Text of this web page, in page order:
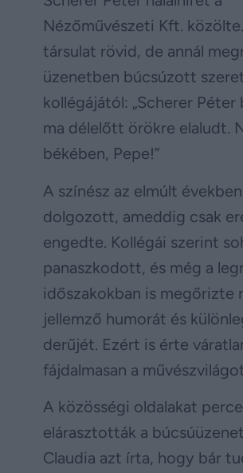
Nézőművészeti Kft.
társulat rövid, de annál
üzenetben búcsúzott
kollégájától: „Scherer Péter
ma délelőtt örökre elaludt.
békében, Pepe!”
A színész az elmúlt
dolgozott, ameddig csak
engedte. Kollégái szerint
panaszkodott, és még a
időszakokban is megőrizte
jellemző humorát és
derűjét. Ezért is érte
fájdalmasan a
A közösségi oldalakat
elárasztották a
Claudia azt írta, hogy bár